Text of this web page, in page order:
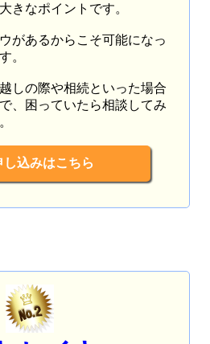
きなポイントです。
があるからこそ可能になっ
。
しの際や相続といった場合
、困っていたら相談してみ
し込みはこちら